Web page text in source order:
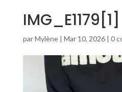
IMG_E1179[1]
parMylène| Mar 10, 2026| 0